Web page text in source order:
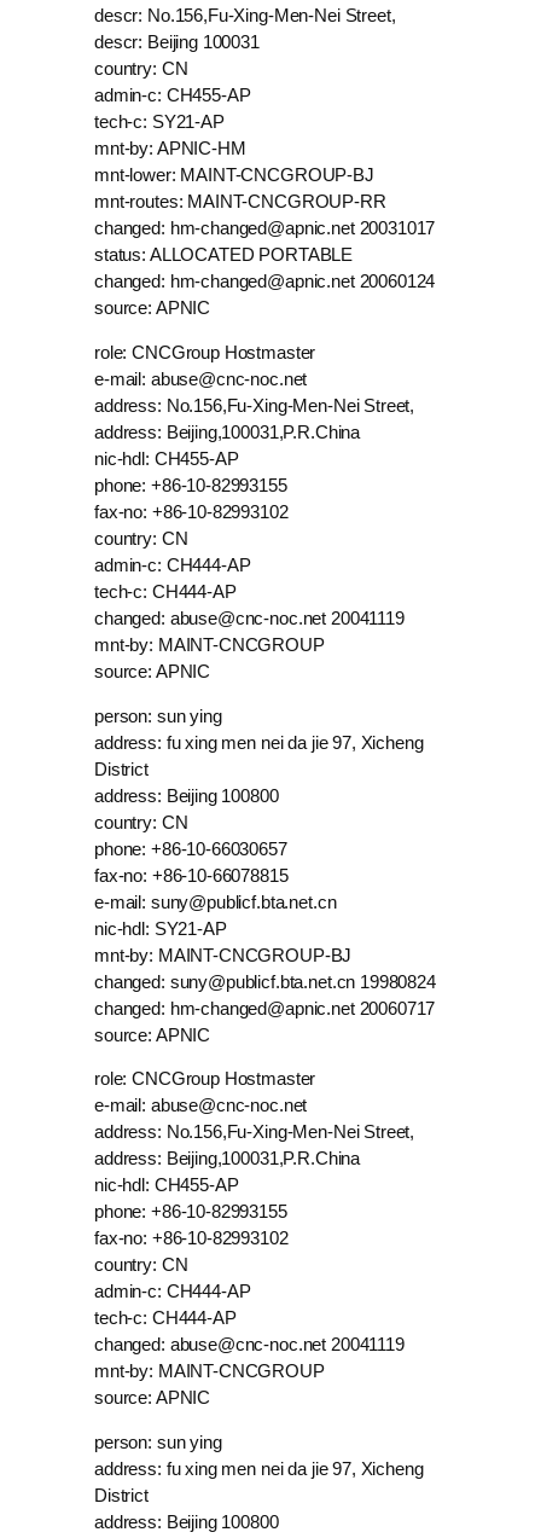
descr: No.156,Fu-Xing-Men-Nei Street,
descr: Beijing 100031
country: CN
admin-c: CH455-AP
tech-c: SY21-AP
mnt-by: APNIC-HM
mnt-lower: MAINT-CNCGROUP-BJ
mnt-routes: MAINT-CNCGROUP-RR
changed: hm-changed@apnic.net 20031017
status: ALLOCATED PORTABLE
changed: hm-changed@apnic.net 20060124
source: APNIC
role: CNCGroup Hostmaster
e-mail: abuse@cnc-noc.net
address: No.156,Fu-Xing-Men-Nei Street,
address: Beijing,100031,P.R.China
nic-hdl: CH455-AP
phone: +86-10-82993155
fax-no: +86-10-82993102
country: CN
admin-c: CH444-AP
tech-c: CH444-AP
changed: abuse@cnc-noc.net 20041119
mnt-by: MAINT-CNCGROUP
source: APNIC
person: sun ying
address: fu xing men nei da jie 97, Xicheng
District
address: Beijing 100800
country: CN
phone: +86-10-66030657
fax-no: +86-10-66078815
e-mail: suny@publicf.bta.net.cn
nic-hdl: SY21-AP
mnt-by: MAINT-CNCGROUP-BJ
changed: suny@publicf.bta.net.cn 19980824
changed: hm-changed@apnic.net 20060717
source: APNIC
role: CNCGroup Hostmaster
e-mail: abuse@cnc-noc.net
address: No.156,Fu-Xing-Men-Nei Street,
address: Beijing,100031,P.R.China
nic-hdl: CH455-AP
phone: +86-10-82993155
fax-no: +86-10-82993102
country: CN
admin-c: CH444-AP
tech-c: CH444-AP
changed: abuse@cnc-noc.net 20041119
mnt-by: MAINT-CNCGROUP
source: APNIC
person: sun ying
address: fu xing men nei da jie 97, Xicheng
District
address: Beijing 100800